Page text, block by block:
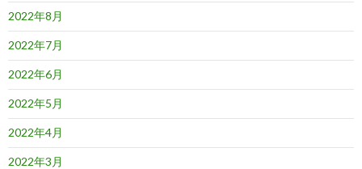
2022年8月
2022年7月
2022年6月
2022年5月
2022年4月
2022年3月